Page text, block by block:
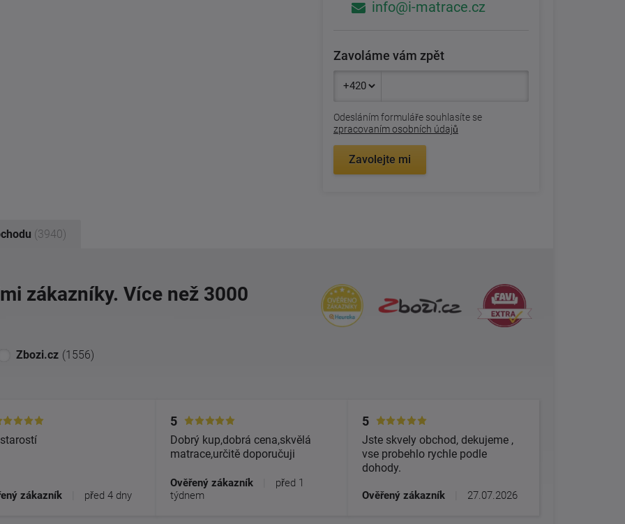
info@i-matrace.cz
Zavoláme vám zpět
Odesláním formuláře souhlasíte se
zpracovaním osobních údajů
Zavolejte mi
(3940)
zákazníky. Více než 3000
Zbozi.cz (1556)
zákazník před 4 dny
5
Dobrý kup,dobrá cena,skvělá
matrace,určitě doporučuji
Ověřený zákazník
před 1
týdnem
5
Jste skvely obchod, dekujeme ,
vse probehlo rychle podle
dohody.
Ověřený zákazník 27.07.2026